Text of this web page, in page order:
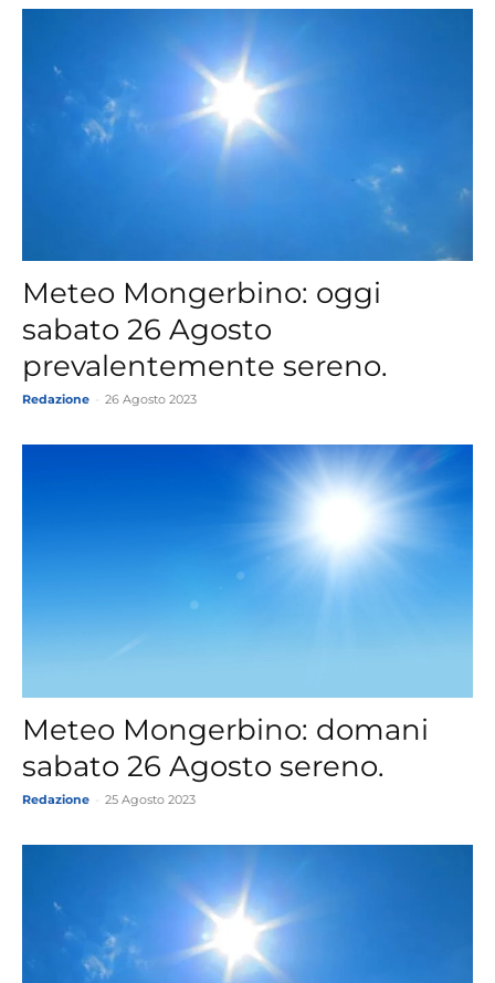
Meteo Mongerbino: oggi
sabato 26 Agosto
prevalentemente sereno.
Redazione 26 Agosto 2023
Meteo Mongerbino: domani
sabato 26 Agosto sereno.
Redazione 25 Agosto 2023